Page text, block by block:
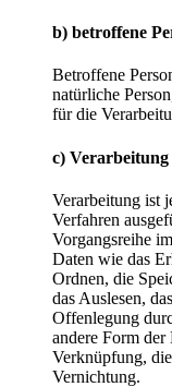
b) betroffene
Betroffene
natürliche
für die
c) Verarbeitung
Verarbeitung ist
Verfahren
Vorgangsreihe
Daten wie das
Ordnen, die
das Auslesen,
Offenlegung
andere Form
Verknüpfung,
Vernichtung.